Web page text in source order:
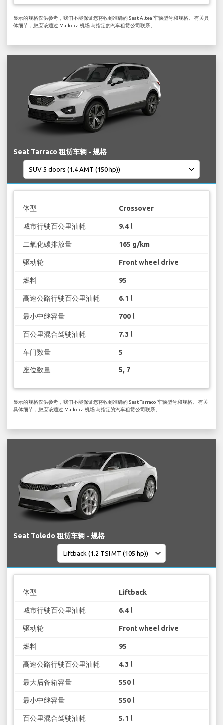
显示的规格仅供参考，我们不能保证您将收到准确的 Seat Altea 车辆型号和规格。 有关具
体细节，您应该通过 Mallorca 机场 与指定的汽车租赁公司联系。
Seat Tarraco 租赁车辆 - 规格
体型 Crossover
城市行驶百公里油耗 9.4 l
二氧化碳排放量 165 g/km
驱动轮 Front wheel drive
燃料 95
高速公路行驶百公里油耗 6.1 l
最小中继容量 700 l
百公里混合驾驶油耗 7.3 l
车门数量 5
座位数量 5, 7
显示的规格仅供参考，我们不能保证您将收到准确的 Seat Tarraco 车辆型号和规格。 有关
具体细节，您应该通过 Mallorca 机场 与指定的汽车租赁公司联系。
Seat Toledo 租赁车辆 - 规格
体型 Liftback
城市行驶百公里油耗 6.4 l
驱动轮 Front wheel drive
燃料 95
高速公路行驶百公里油耗 4.3 l
最大后备箱容量 550 l
最小中继容量 550 l
百公里混合驾驶油耗 5.1 l